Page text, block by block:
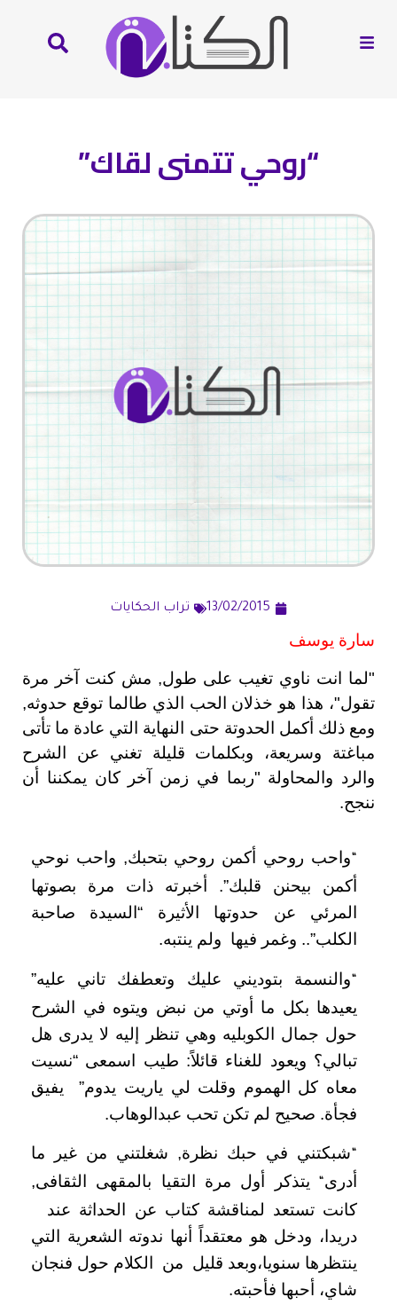
“روحي تتمنى لقاك”
13/02/2015 تراب الحكايات
سارة يوسف
"لما انت ناوي تغيب على طول, مش كنت آخر مرة
تقول"، هذا هو خذلان الحب الذي طالما توقع حدوثه,
ومع ذلك أكمل الحدوتة حتى النهاية التي عادة ما تأتى
مباغتة وسريعة، وبكلمات قليلة تغني عن الشرح
والرد والمحاولة "ربما في زمن آخر كان يمكننا أن
ننجح.
واحب روحي أكمن روحي بتحبك, واحب نوحي
أكمن بيحنن قلبك”. أخبرته ذات مرة بصوتها
المرئي عن حدوتها الأثيرة “السيدة صاحبة
الكلب”.. وغمر فيها ولم ينتبه.
“والنسمة بتوديني عليك وتعطفك تاني عليه”
يعيدها بكل ما أوتي من نبض ويتوه في الشرح
حول جمال الكوبليه وهي تنظر إليه لا يدرى هل
تبالي؟ ويعود للغناء قائلاً: طيب اسمعى “نسيت
معاه كل الهموم وقلت لي ياريت يدوم” يفيق
فجأة. صحيح لم تكن تحب عبدالوهاب.
“شبكتني في حبك نظرة, شغلتني من غير ما
أدرى“يتذكر أول مرة التقيا بالمقهى الثقافى,
كانت تستعد لمناقشة كتاب عن الحداثة عند
دريدا، ودخل هو معتقداً أنها ندوته الشعرية التي
ينتظرها سنويا،وبعد قليل من الكلام حول فنجان
شاي، أحبها فأحبته.